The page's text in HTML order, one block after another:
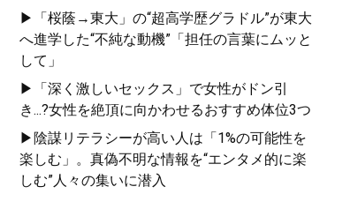
合格した著者が明かす
「最高の勉強法」
『東大合格はいくらで買
▶「桜蔭→東大」の“超高学歴グラドル”が東大
へ進学した“不純な動機”「担任の言葉にムッと
して」
▶「深く激しいセックス」で女性がドン引
き...?女性を絶頂に向かわせるおすすめ体位3つ
▶陰謀リテラシーが高い人は「1%の可能性を
楽しむ」。真偽不明な情報を“エンタメ的に楽
しむ”人々の集いに潜入